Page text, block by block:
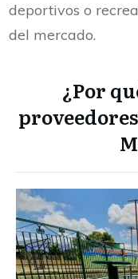
deportivos o
del mercado.
¿Por